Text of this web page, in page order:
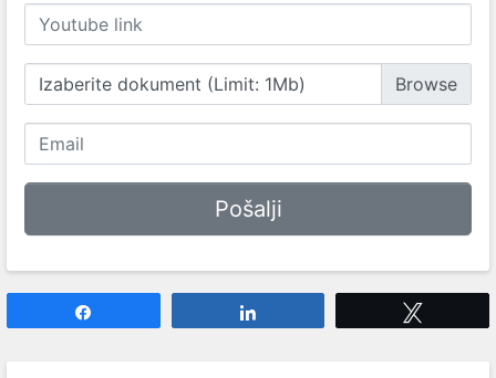
Izaberite dokument (Limit: 1Mb)